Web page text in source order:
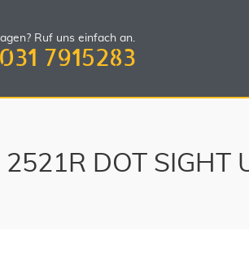
Ruf uns einfach an.
7915283
2521R DOT SIGHT